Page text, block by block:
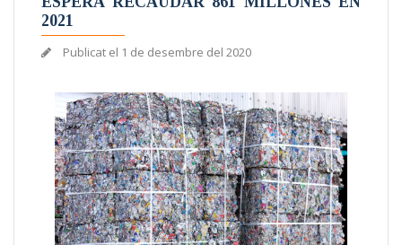
2021
Publicat el 1 de desembre del 2020